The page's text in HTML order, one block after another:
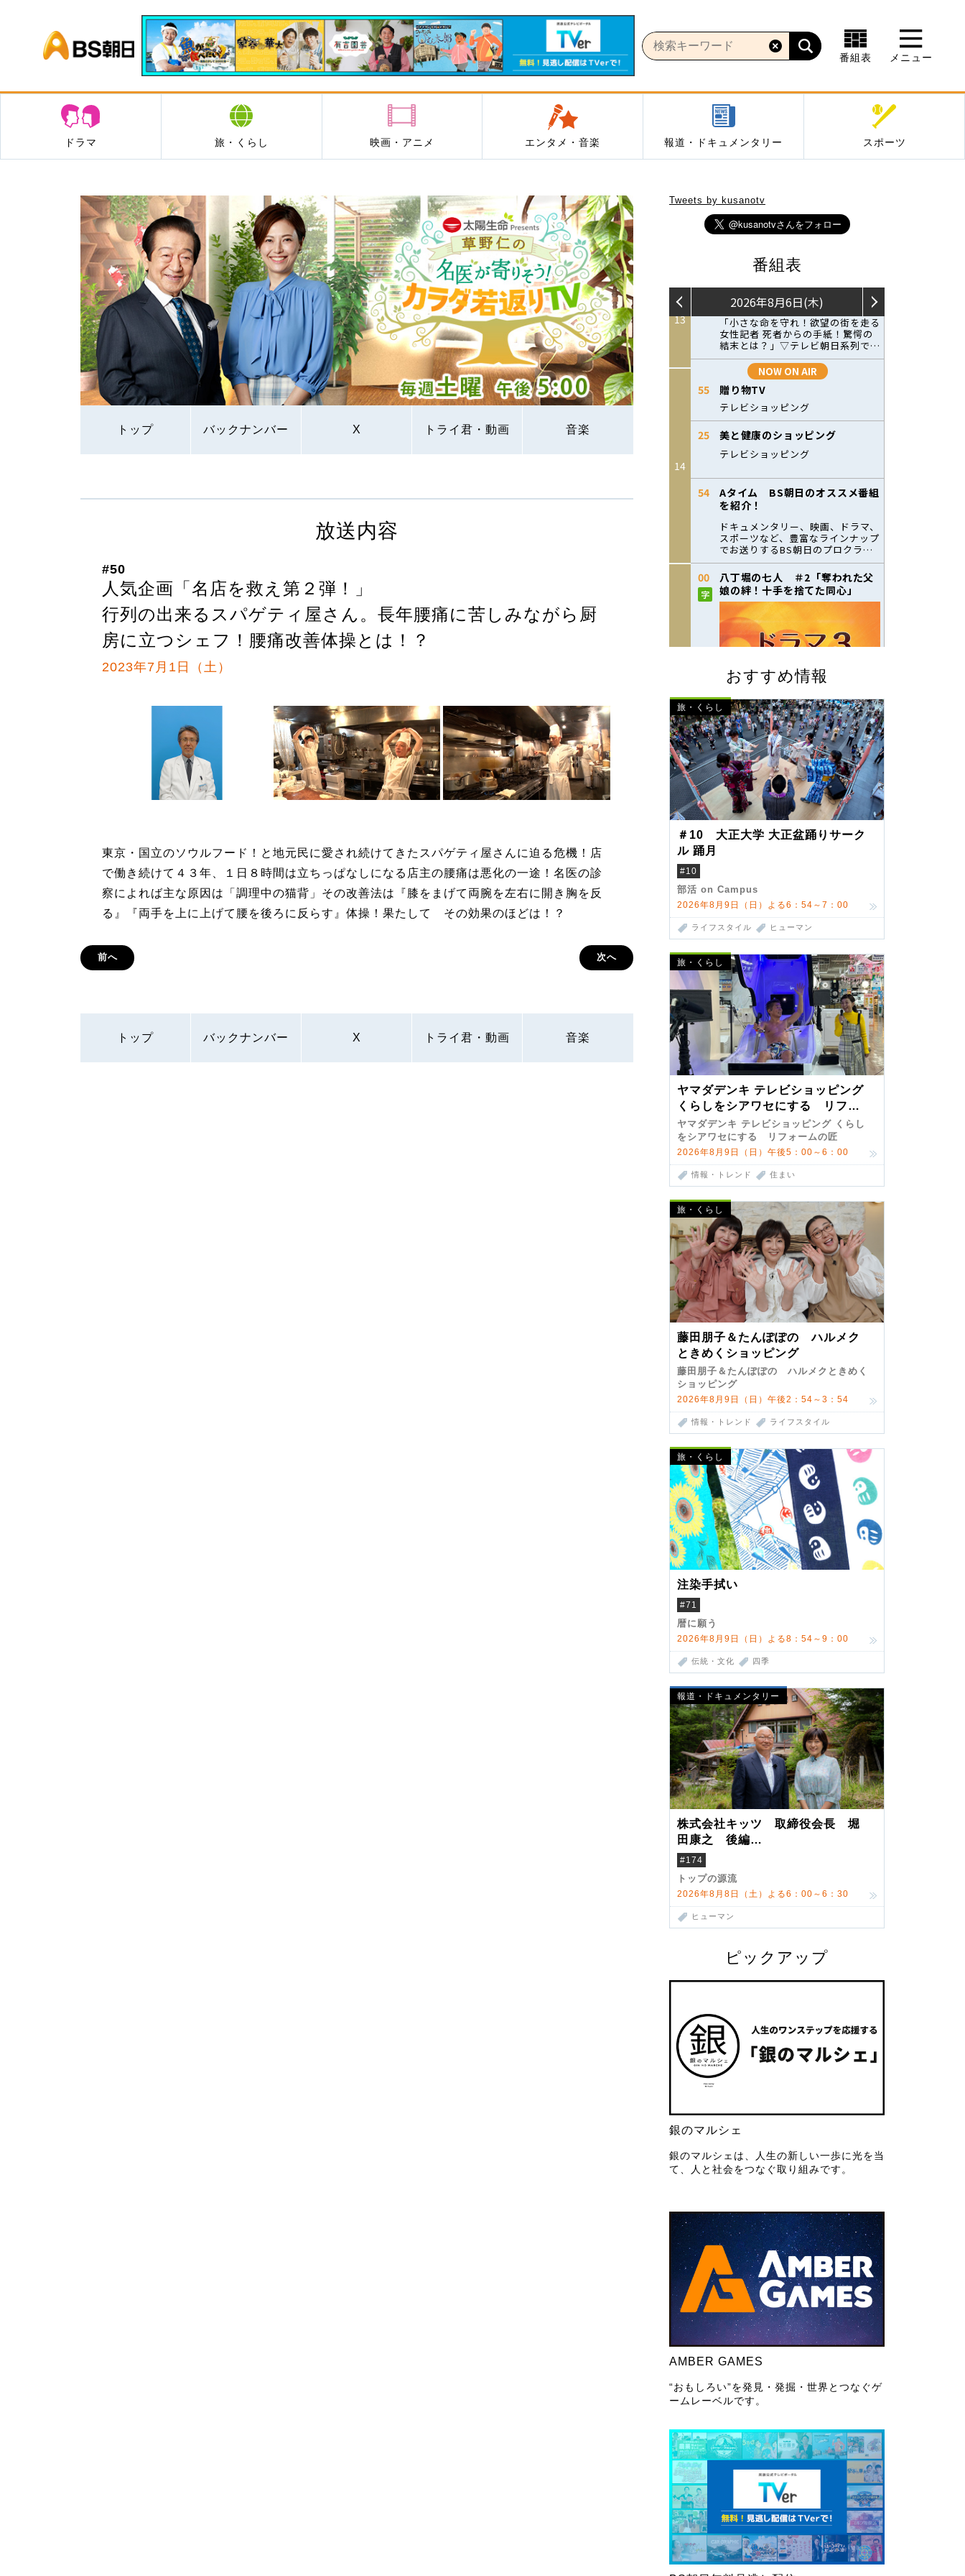
BS朝日
番組表 メニュー
ドラマ 旅・くらし 映画・アニメ エンタメ・音楽 報道・ドキュメンタリー スポーツ
トップ バックナンバー X トライ君・動画 音楽
Tweets by kusanotv
番組表
おすすめ情報
旅・くらし
＃10 大正大学 大正盆踊りサーク
ル 踊月
#10
部活 on Campus
2026年8月9日（日）よる6：54～7：00
ライフスタイル ヒューマン
旅・くらし
ヤマダデンキ テレビショッピング
くらしをシアワセにする リフォ
ームの匠 第7弾
ヤマダデンキ テレビショッピング くらし
をシアワセにする リフォームの匠
2026年8月9日（日）午後5：00～6：00
情報・トレンド 住まい
旅・くらし
藤田朋子＆たんぽぽの ハルメク
ときめくショッピング
藤田朋子＆たんぽぽの ハルメクときめく
ショッピング
2026年8月9日（日）午後2：54～3：54
情報・トレンド ライフスタイル
旅・くらし
注染手拭い
#71
暦に願う
2026年8月9日（日）よる8：54～9：00
伝統・文化 四季
報道・ドキュメンタリー
株式会社キッツ 取締役会長 堀
田康之 後編
米国駐在でも浮かんだ八ヶ岳 山
小屋を営んだ父母
#174
トップの源流
2026年8月8日（土）よる6：00～6：30
ヒューマン
ピックアップ
銀のマルシェ
銀のマルシェは、人生の新しい一歩に光を当
て、人と社会をつなぐ取り組みです。
AMBER GAMES
“おもしろい”を発見・発掘・世界とつなぐゲ
ームレーベルです。
放送内容
#50
人気企画「名店を救え第２弾！」
行列の出来るスパゲティ屋さん。長年腰痛に苦しみながら厨
房に立つシェフ！腰痛改善体操とは！？
2023年7月1日（土）
東京・国立のソウルフード！と地元民に愛され続けてきたスパゲティ屋さんに迫る危機！店
で働き続けて４３年、１日８時間は立ちっぱなしになる店主の腰痛は悪化の一途！名医の診
察によれば主な原因は「調理中の猫背」その改善法は『膝をまげて両腕を左右に開き胸を反
る』『両手を上に上げて腰を後ろに反らす』体操！果たして その効果のほどは！？
前へ 次へ
トップ バックナンバー X トライ君・動画 音楽